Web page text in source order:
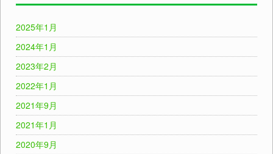
2025年1月
2024年1月
2023年2月
2022年1月
2021年9月
2021年1月
2020年9月